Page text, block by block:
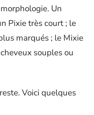
Un
Pixie très court ; le
marqués ; le Mixie
souples ou
Voici quelques